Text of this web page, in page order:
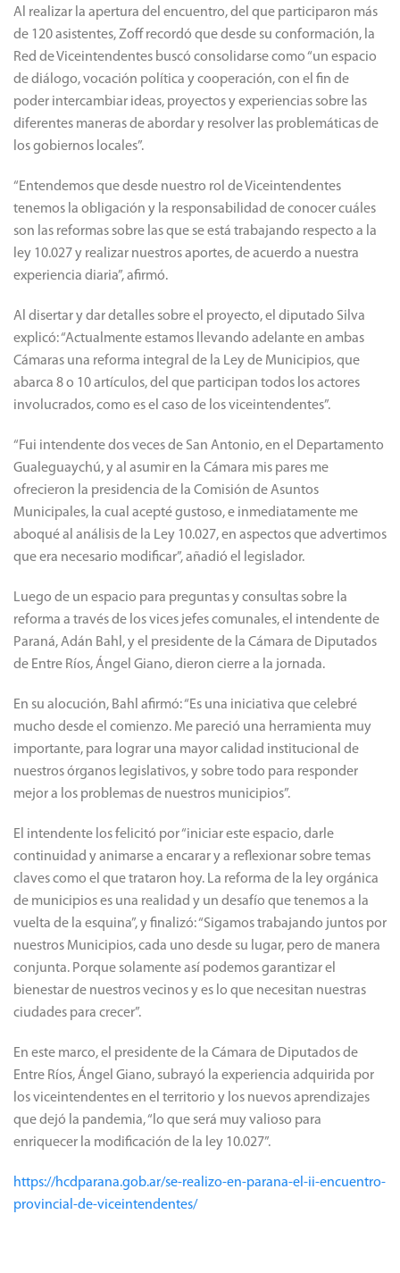
Al realizar la apertura del encuentro, del que participaron más
de 120 asistentes, Zoff recordó que desde su conformación, la
Red de Viceintendentes buscó consolidarse como “un espacio
de diálogo, vocación política y cooperación, con el fin de
poder intercambiar ideas, proyectos y experiencias sobre las
diferentes maneras de abordar y resolver las problemáticas de
los gobiernos locales”.
“Entendemos que desde nuestro rol de Viceintendentes
tenemos la obligación y la responsabilidad de conocer cuáles
son las reformas sobre las que se está trabajando respecto a la
ley 10.027 y realizar nuestros aportes, de acuerdo a nuestra
experiencia diaria”, afirmó.
Al disertar y dar detalles sobre el proyecto, el diputado Silva
explicó: “Actualmente estamos llevando adelante en ambas
Cámaras una reforma integral de la Ley de Municipios, que
abarca 8 o 10 artículos, del que participan todos los actores
involucrados, como es el caso de los viceintendentes”.
“Fui intendente dos veces de San Antonio, en el Departamento
Gualeguaychú, y al asumir en la Cámara mis pares me
ofrecieron la presidencia de la Comisión de Asuntos
Municipales, la cual acepté gustoso, e inmediatamente me
aboqué al análisis de la Ley 10.027, en aspectos que advertimos
que era necesario modificar”, añadió el legislador.
Luego de un espacio para preguntas y consultas sobre la
reforma a través de los vices jefes comunales, el intendente de
Paraná, Adán Bahl, y el presidente de la Cámara de Diputados
de Entre Ríos, Ángel Giano, dieron cierre a la jornada.
En su alocución, Bahl afirmó: “Es una iniciativa que celebré
mucho desde el comienzo. Me pareció una herramienta muy
importante, para lograr una mayor calidad institucional de
nuestros órganos legislativos, y sobre todo para responder
mejor a los problemas de nuestros municipios”.
El intendente los felicitó por “iniciar este espacio, darle
continuidad y animarse a encarar y a reflexionar sobre temas
claves como el que trataron hoy. La reforma de la ley orgánica
de municipios es una realidad y un desafío que tenemos a la
vuelta de la esquina”, y finalizó: “Sigamos trabajando juntos por
nuestros Municipios, cada uno desde su lugar, pero de manera
conjunta. Porque solamente así podemos garantizar el
bienestar de nuestros vecinos y es lo que necesitan nuestras
ciudades para crecer”.
En este marco, el presidente de la Cámara de Diputados de
Entre Ríos, Ángel Giano, subrayó la experiencia adquirida por
los viceintendentes en el territorio y los nuevos aprendizajes
que dejó la pandemia, “lo que será muy valioso para
enriquecer la modificación de la ley 10.027”.
https://hcdparana.gob.ar/se-realizo-en-parana-el-ii-encuentro-
provincial-de-viceintendentes/